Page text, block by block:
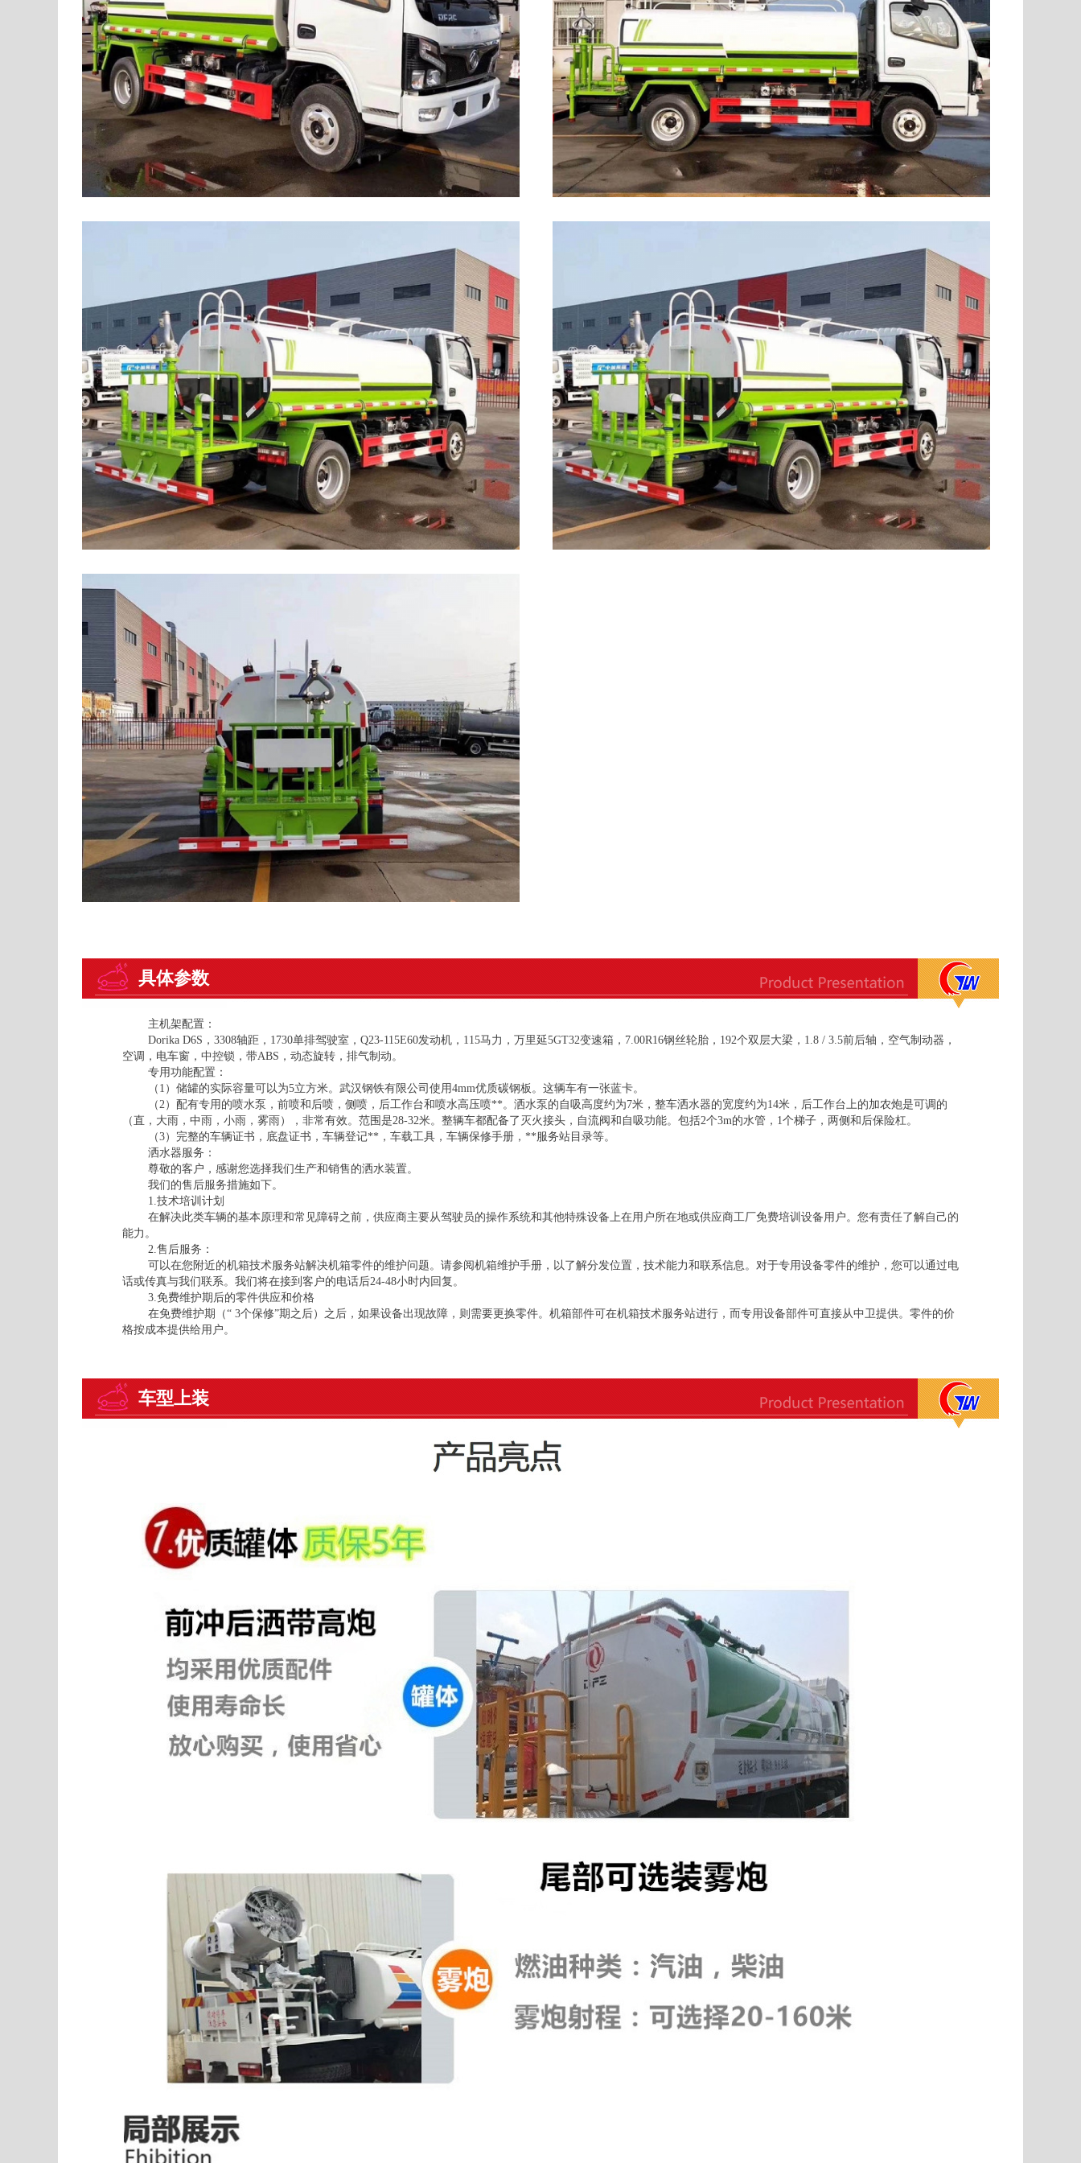
具体参数
主机架配置：
Dorika D6S，3308轴距，1730单排驾驶室，Q23-115E60发动机，115马力，万里延5GT32变速箱，7.00R16钢丝轮胎，192个双层大梁，1.8 / 3.5前后轴，空气制动器，
空调，电车窗，中控锁，带ABS，动态旋转，排气制动。
专用功能配置：
（1）储罐的实际容量可以为5立方米。武汉钢铁有限公司使用4mm优质碳钢板。这辆车有一张蓝卡。
（2）配有专用的喷水泵，前喷和后喷，侧喷，后工作台和喷水高压喷**。洒水泵的自吸高度约为7米，整车洒水器的宽度约为14米，后工作台上的加农炮是可调的
（直，大雨，中雨，小雨，雾雨），非常有效。范围是28-32米。整辆车都配备了灭火接头，自流阀和自吸功能。包括2个3m的水管，1个梯子，两侧和后保险杠。
（3）完整的车辆证书，底盘证书，车辆登记**，车载工具，车辆保修手册，**服务站目录等。
洒水器服务：
尊敬的客户，感谢您选择我们生产和销售的洒水装置。
我们的售后服务措施如下。
1.技术培训计划
在解决此类车辆的基本原理和常见障碍之前，供应商主要从驾驶员的操作系统和其他特殊设备上在用户所在地或供应商工厂免费培训设备用户。您有责任了解自己的
能力。
2.售后服务：
可以在您附近的机箱技术服务站解决机箱零件的维护问题。请参阅机箱维护手册，以了解分发位置，技术能力和联系信息。对于专用设备零件的维护，您可以通过电
话或传真与我们联系。我们将在接到客户的电话后24-48小时内回复。
3.免费维护期后的零件供应和价格
在免费维护期（“ 3个保修”期之后）之后，如果设备出现故障，则需要更换零件。机箱部件可在机箱技术服务站进行，而专用设备部件可直接从中卫提供。零件的价
格按成本提供给用户。
车型上装